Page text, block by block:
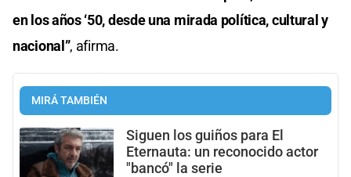
en los años ‘50, desde una mirada política, cultural y
nacional”, afirma.
MIRÁ TAMBIÉN
Siguen los guiños para El
Eternauta: un reconocido actor
"bancó" la serie